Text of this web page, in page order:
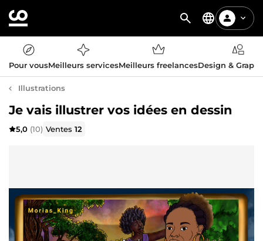
Pour vousMeilleurs servicesMeilleurs freelancesDesign &
Illustrations
Je vais illustrer vos idées en dessin
5,0 (10) Ventes12